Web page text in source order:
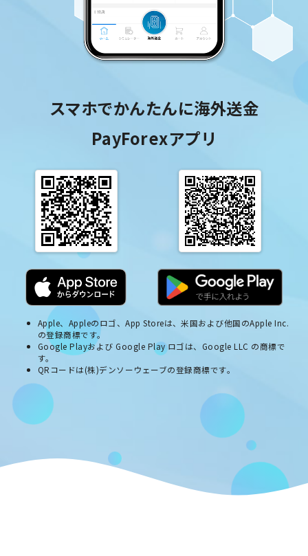
スマホでかんたんに海外送金
PayForexアプリ
Apple、Appleのロゴ、App Storeは、米国および他国のApple Inc.
の登録商標です。
Google Playおよび Google Play ロゴは、Google LLC の商標で
す。
QRコードは(株)デンソーウェーブの登録商標です。